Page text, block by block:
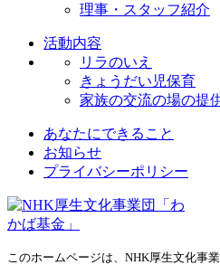
理事・スタッフ紹介
活動内容
リラのいえ
きょうだい児保育
家族の交流の場の提
あなたにできること
お知らせ
プライバシーポリシー
このホームページは、NHK厚生文化事